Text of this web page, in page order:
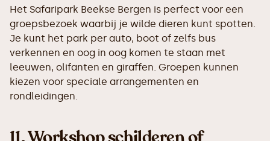
Het Safaripark Beekse Bergen is perfect voor een
groepsbezoek waarbij je wilde dieren kunt spotten.
Je kunt het park per auto, boot of zelfs bus
verkennen en oog in oog komen te staan met
leeuwen, olifanten en giraffen. Groepen kunnen
kiezen voor speciale arrangementen en
rondleidingen.